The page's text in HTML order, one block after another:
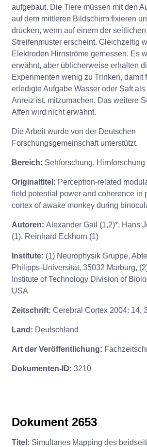
aufgebaut. Die Tiere müssen mit den
auf dem mittleren Bildschirm fixieren
drücken, wenn auf einem der
Streifenmuster erscheint. Gleichzeitig
Elektroden Hirnströme gemessen. Es
erwähnt, aber üblicherweise erhalten
Experimenten wenig zu Trinken, damit
erledigte Aufgabe Wasser oder Saft
Anreiz ist, mitzumachen. Das weitere
Affen wird nicht erwähnt.
Die Arbeit wurde von der Deutschen
Forschungsgemeinschaft unterstützt.
Bereich: Sehforschung, Hirnforschung
Originaltitel: Perception-related
field potential power and coherence in
cortex of awake monkey during
Autoren: Alexander Gail (1,2)*, Hans
(1), Reinhard Eckhorn (1)
Institute: (1) Neurophysik Gruppe,
Philipps-Universität, 35032 Marburg,
Institute of Technology Division of
USA
Zeitschrift: Cerebral Cortex 2004: 14,
Land: Deutschland
Art der Veröffentlichung:
Dokumenten-ID: 3210
Dokument 2653
Titel: Simultanes Mapping des